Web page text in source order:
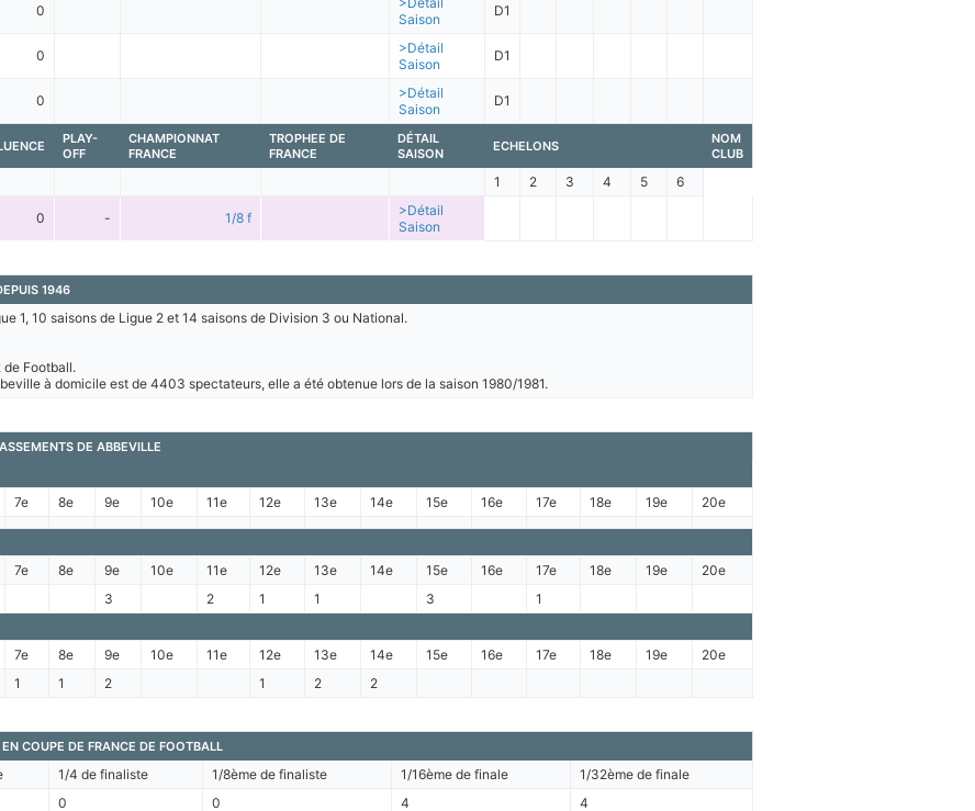
0
Saison
D1
0
>Détail
Saison
D1
0
>Détail
Saison
D1
PLAY-
OFF
CHAMPIONNAT
FRANCE
TROPHEE DE
FRANCE
DÉTAIL
SAISON
ECHELONS
NOM
CLUB
1 2 3 4 5 6
0 - 1/8 f
>Détail
Saison
1946
1, 10 saisons de Ligue 2 et 14 saisons de Division 3 ou National.
de Football.
à domicile est de 4403 spectateurs, elle a été obtenue lors de la saison 1980/1981.
DE ABBEVILLE
7e 8e 9e 10e 11e 12e 13e 14e 15e 16e 17e 18e 19e 20e
7e 8e 9e 10e 11e 12e 13e 14e 15e 16e 17e 18e 19e
20e
3 2 1 1 3 1
7e 8e 9e 10e 11e 12e 13e 14e 15e 16e 17e 18e 19e
20e
1 1 2 1 2 2
COUPE DE FRANCE DE FOOTBALL
1/4 de finaliste 1/8ème de finaliste 1/16ème de finale
1/32ème de finale
0 0 4 4